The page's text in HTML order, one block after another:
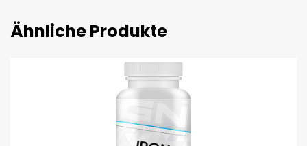
Ähnliche Produkte